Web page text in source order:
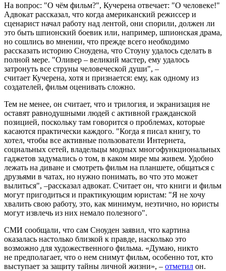
На вопрос: "О чём фильм?", Кучерена отвечает: "О человеке!"
Адвокат рассказал, что когда американский режиссер и
сценарист начал работу над лентой, они спорили, должен ли
это быть шпионский боевик или, например, шпионская драма,
но сошлись во мнении, что прежде всего необходимо
рассказать историю Сноудена, что Стоуну удалось сделать в
полной мере. "Оливер – великий мастер, ему удалось
затронуть все струны человеческой души", –
считает Кучерена, хотя и признается: ему, как одному из
создателей, фильм оценивать сложно.
Тем не менее, он считает, что и трилогия, и экранизация не
оставят равнодушными людей с активной гражданской
позицией, поскольку там говорится о проблемах, которые
касаются практически каждого. "Когда я писал книгу, то
хотел, чтобы все активные пользователи Интернета,
социальных сетей, владельцы модных многофункциональных
гаджетов задумались о том, в каком мире мы живем. Удобно
лежать на диване и смотреть фильм на планшете, общаться с
друзьями в чатах, но нужно понимать, во что это может
вылиться", –рассказал адвокат. Считает он, что книги и фильм
могут пригодиться и практикующим юристам: "Я не хочу
хвалить свою работу, это, как минимум, неэтично, но юристы
могут извлечь из них немало полезного".
СМИ сообщали, что сам Сноуден заявил, что картина
оказалась настолько близкой к правде, насколько это
возможно для художественного фильма. «Думаю, никто
не предполагает, что о нем снимут фильм, особенно тот, кто
выступает за защиту тайны личной жизни», – отметил он.